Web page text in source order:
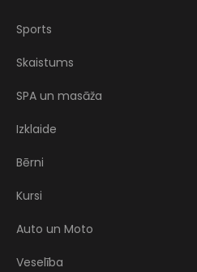
Sports
Skaistums
SPA un masāža
Izklaide
Bērni
Kursi
Auto un Moto
Veselība